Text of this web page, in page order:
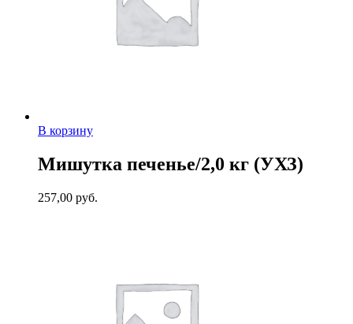
В корзину
Мишутка печенье/2,0 кг (УХЗ)
257,00 руб.